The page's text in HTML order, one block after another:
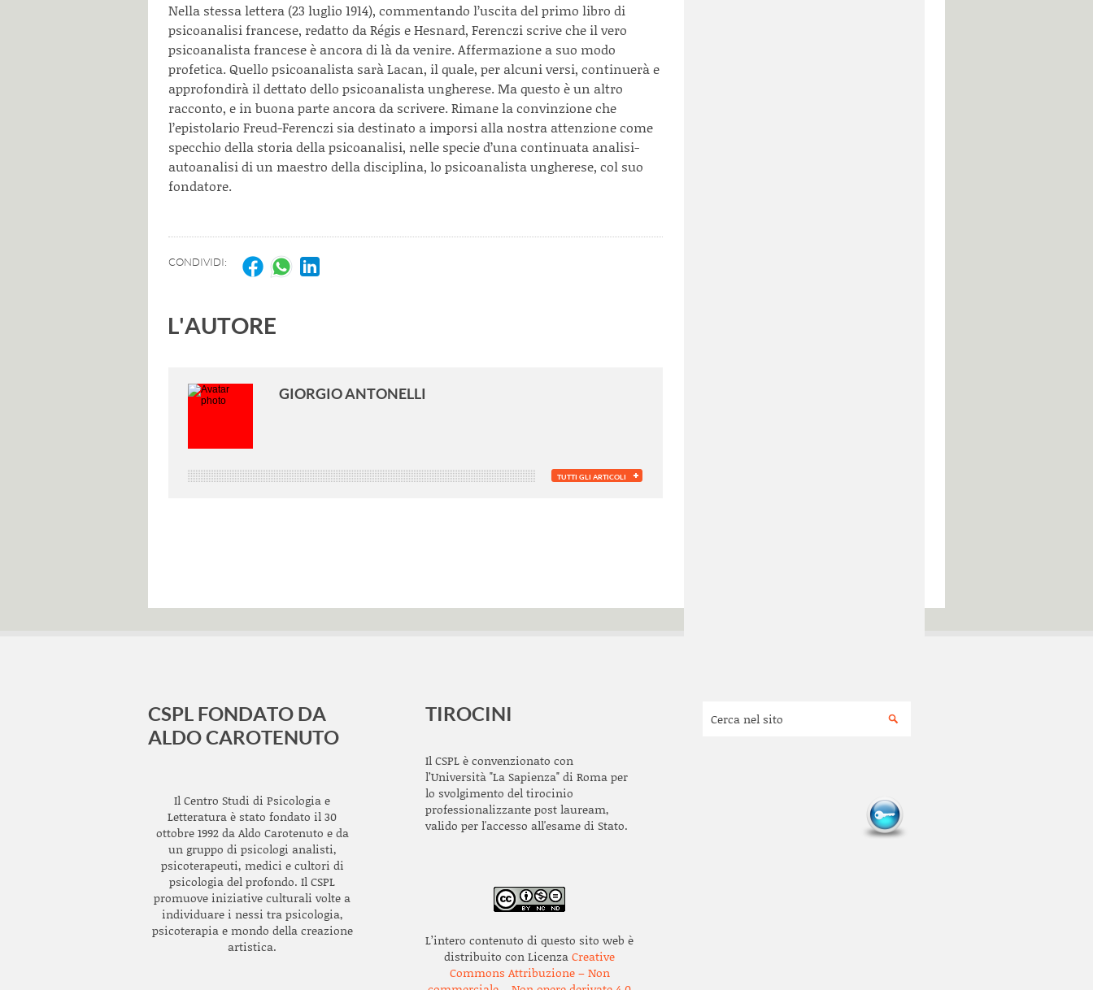
Nella stessa lettera (23 luglio 1914), commentando l’uscita del primo libro di
psicoanalisi francese, redatto da Régis e Hesnard, Ferenczi scrive che il vero
psicoanalista francese è ancora di là da venire. Affermazione a suo modo
profetica. Quello psicoanalista sarà Lacan, il quale, per alcuni versi, continuerà e
approfondirà il dettato dello psicoanalista ungherese. Ma questo è un altro
racconto, e in buona parte ancora da scrivere. Rimane la convinzione che
l’epistolario Freud-Ferenczi sia destinato a imporsi alla nostra attenzione come
specchio della storia della psicoanalisi, nelle specie d’una continuata analisi-
autoanalisi di un maestro della disciplina, lo psicoanalista ungherese, col suo
fondatore.
CONDIVIDI:
L'AUTORE
GIORGIO ANTONELLI
TUTTI GLI ARTICOLI
CSPL FONDATO DA
ALDO CAROTENUTO
Il Centro Studi di Psicologia e
Letteratura è stato fondato il 30
ottobre 1992 da Aldo Carotenuto e da
un gruppo di psicologi analisti,
psicoterapeuti, medici e cultori di
psicologia del profondo. Il CSPL
promuove iniziative culturali volte a
individuare i nessi tra psicologia,
psicoterapia e mondo della creazione
artistica.
TIROCINI
Il CSPL è convenzionato con
l’Università "La Sapienza" di Roma per
lo svolgimento del tirocinio
professionalizzante post lauream,
valido per l'accesso all'esame di Stato.
L’intero contenuto di questo sito web è
distribuito con LicenzaCreative
Commons Attribuzione – Non